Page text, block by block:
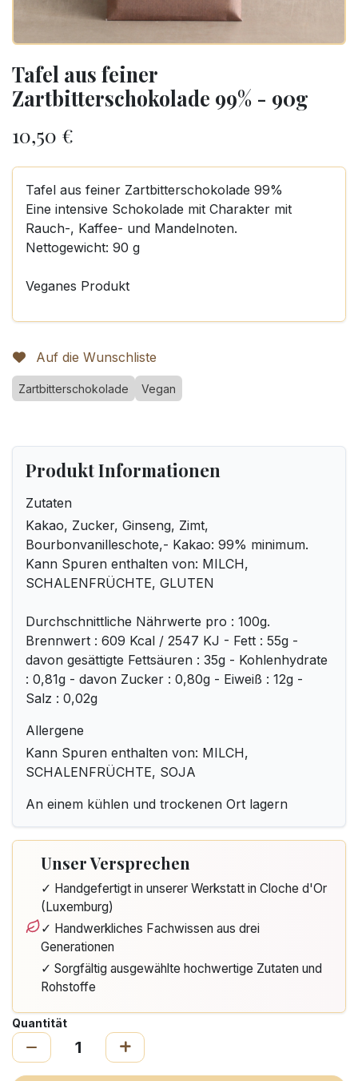
Tafel aus feiner
Zartbitterschokolade 99% - 90g
10,50 €
Tafel aus feiner Zartbitterschokolade 99%
Eine intensive Schokolade mit Charakter mit
Rauch-, Kaffee- und Mandelnoten.
Nettogewicht: 90 g
Veganes Produkt
Auf die Wunschliste
Zartbitterschokolade Vegan
Produkt Informationen
Zutaten
Kakao, Zucker, Ginseng, Zimt,
Bourbonvanilleschote,- Kakao: 99% minimum.
Kann Spuren enthalten von: MILCH,
SCHALENFRÜCHTE, GLUTEN
Durchschnittliche Nährwerte pro : 100g.
Brennwert : 609 Kcal / 2547 KJ - Fett : 55g -
davon gesättigte Fettsäuren : 35g - Kohlenhydrate
: 0,81g - davon Zucker : 0,80g - Eiweiß : 12g -
Salz : 0,02g
Allergene
Kann Spuren enthalten von: MILCH,
SCHALENFRÜCHTE, SOJA
An einem kühlen und trockenen Ort lagern
Unser Versprechen
✓ Handgefertigt in unserer Werkstatt in Cloche d'Or
(Luxemburg)
✓ Handwerkliches Fachwissen aus drei
Generationen
✓ Sorgfältig ausgewählte hochwertige Zutaten und
Rohstoffe
Quantität